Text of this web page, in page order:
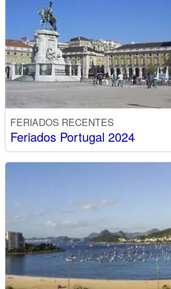
FERIADOS RECENTES
Feriados Portugal 2024